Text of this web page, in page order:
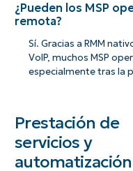
¿Pueden los MSP
remota?
Sí. Gracias a RMM
VoIP, muchos MSP
especialmente tras la
Prestación de
servicios y
automatización